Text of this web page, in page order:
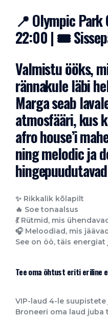
📍 Olympic
22:00 | 🎟️
Valmistu ööks,
rännakule läbi
Marga seab
atmosfääri, kus
afro house’i
ning melodic ja
✨ Rikkalik kõlapilt
🔥 Soe tonaalsus
💃 Rütmid, mis
🎧 Meloodiad, mis
See on öö, täis
Tee oma õhtust eriti eriline
VIP-laud 4-le
Broneeri oma laud juba